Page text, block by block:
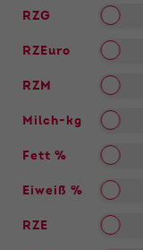
RZG
RZEuro
RZM
Milch-kg
Fett %
Eiweiß %
RZE